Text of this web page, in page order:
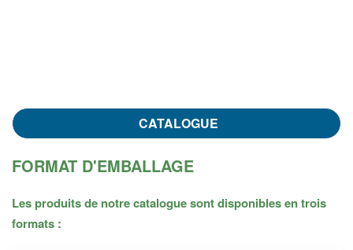
CATALOGUE
FORMAT D'EMBALLAGE
Les produits de notre catalogue sont disponibles en trois
formats :